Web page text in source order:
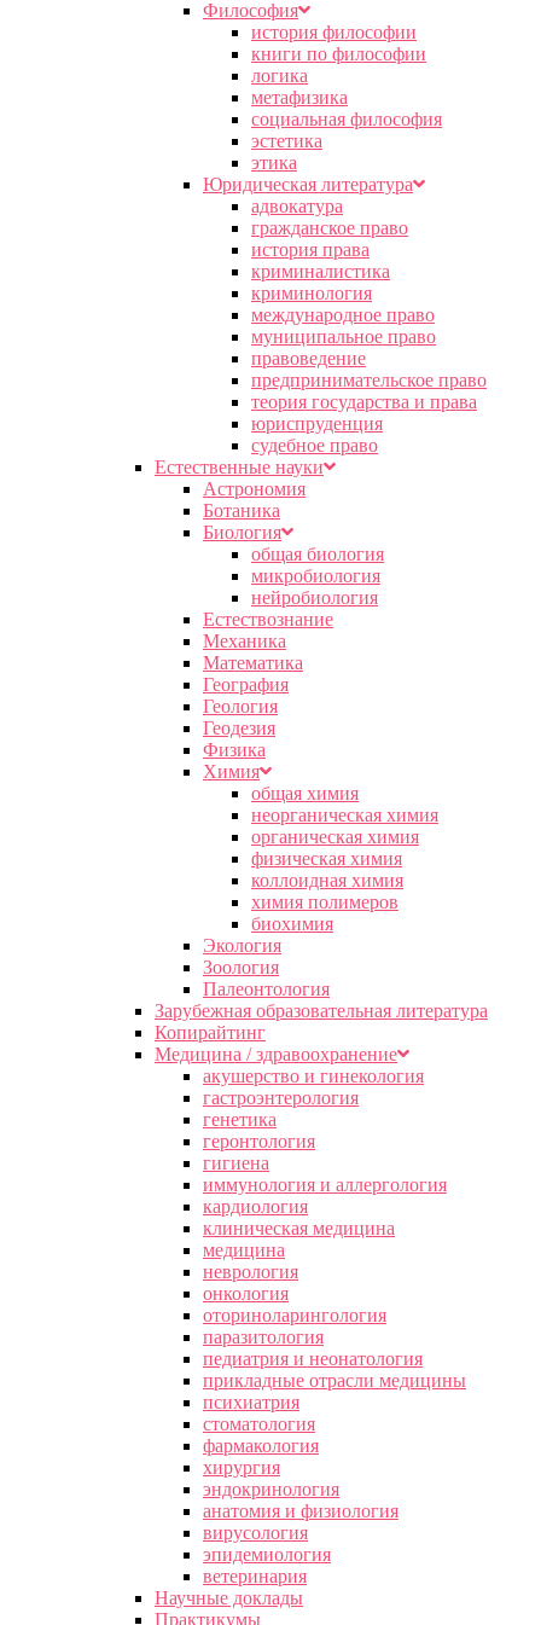
Философия
история философии
книги по философии
логика
метафизика
социальная философия
эстетика
этика
Юридическая литература
адвокатура
гражданское право
история права
криминалистика
криминология
международное право
муниципальное право
правоведение
предпринимательское право
теория государства и права
юриспруденция
судебное право
Естественные науки
Астрономия
Ботаника
Биология
общая биология
микробиология
нейробиология
Естествознание
Механика
Математика
География
Геология
Геодезия
Физика
Химия
общая химия
неорганическая химия
органическая химия
физическая химия
коллоидная химия
химия полимеров
биохимия
Экология
Зоология
Палеонтология
Зарубежная образовательная литература
Копирайтинг
Медицина / здравоохранение
акушерство и гинекология
гастроэнтерология
генетика
геронтология
гигиена
иммунология и аллергология
кардиология
клиническая медицина
медицина
неврология
онкология
оториноларингология
паразитология
педиатрия и неонатология
прикладные отрасли медицины
психиатрия
стоматология
фармакология
хирургия
эндокринология
анатомия и физиология
вирусология
эпидемиология
ветеринария
Научные доклады
Практикумы